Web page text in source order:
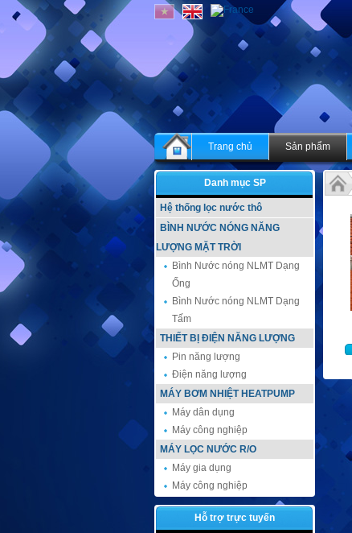
Trang chủ Sản phẩm
Danh mục SP
Hệ thống lọc nước thô
BÌNH NƯỚC NÓNG NĂNG
LƯỢNG MẶT TRỜI
Bình Nước nóng NLMT Dạng
Ống
Bình Nước nóng NLMT Dạng
Tấm
THIẾT BỊ ĐIỆN NĂNG LƯỢNG
Pin năng lượng
Điện năng lượng
MÁY BƠM NHIỆT HEATPUMP
Máy dân dụng
Máy công nghiệp
MÁY LỌC NƯỚC R/O
Máy gia dụng
Máy công nghiệp
Hỗ trợ trực tuyến